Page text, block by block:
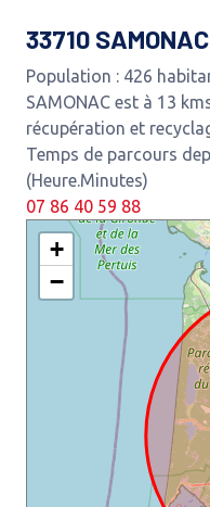
33710 SAMONAC
Population : 426
SAMONAC est à 13
récupération et
Temps de parcours
(Heure.Minutes)
07 86 40 59 88
+
−